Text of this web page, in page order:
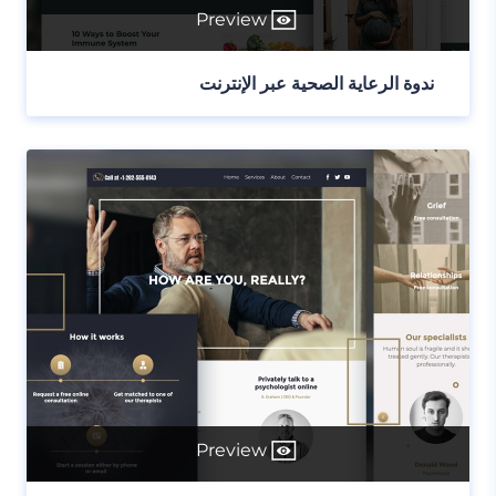
Preview
ندوة الرعاية الصحية عبر الإنترنت
Preview